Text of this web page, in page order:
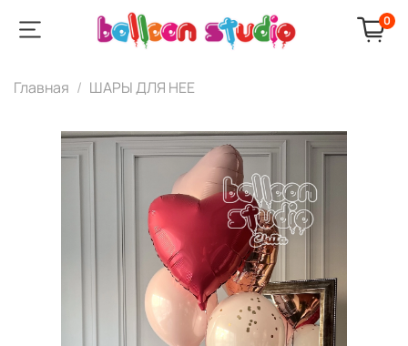
0
Главная ШАРЫ ДЛЯ НЕЕ